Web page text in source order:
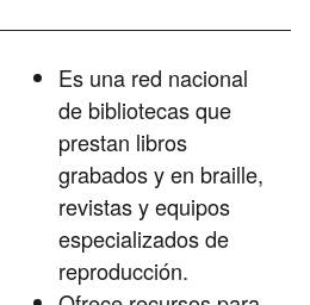
Es una red nacional
de bibliotecas que
prestan libros
grabados y en braille,
revistas y equipos
especializados de
reproducción.